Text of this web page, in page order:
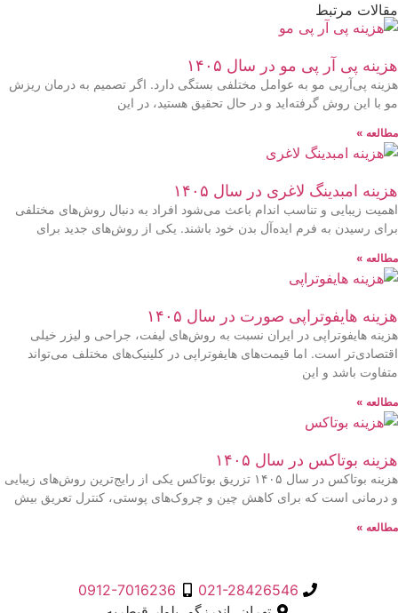
مقالات مرتبط
هزینه پی آر پی مو در سال ۱۴۰۵
هزینه پی‌آرپی مو به عوامل مختلفی بستگی دارد. اگر تصمیم به درمان ریزش
مو با این روش گرفته‌اید و در حال تحقیق هستید، در این
مطالعه »
هزینه امبدینگ لاغری در سال ۱۴۰۵
اهمیت زیبایی و تناسب اندام باعث می‌شود افراد به دنبال روش‌های مختلفی
برای رسیدن به فرم ایده‌آل بدن خود باشند. یکی از روش‌های جدید برای
مطالعه »
هزینه هایفوتراپی صورت در سال ۱۴۰۵
هزینه هایفوتراپی در ایران نسبت به روش‌های لیفت، جراحی و لیزر خیلی
اقتصادی‌تر است. اما قیمت‌های هایفوتراپی در کلینیک‌های مختلف می‌تواند
متفاوت باشد و این
مطالعه »
هزینه بوتاکس در سال ۱۴۰۵
هزینه بوتاکس در سال ۱۴۰۵ تزریق بوتاکس یکی از رایج‌ترین روش‌های زیبایی
و درمانی است که برای کاهش چین و چروک‌های پوستی، کنترل تعریق بیش
مطالعه »
021-28426546
0912-7016236